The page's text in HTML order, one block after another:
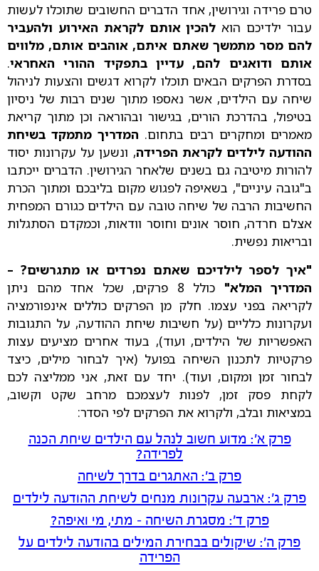
טרם פרידה וגירושין, אחד הדברים החשובים שתוכלו לעשות
עבור ילדיכם הוא להכין אותם לקראת האירוע ולהעביר
להם מסר מתמשך שאתם איתם, אוהבים אותם, מלווים
אותם ודואגים להם, עדיין בתפקיד ההורי האחראי.
בסדרת הפרקים הבאים תוכלו לקרוא דגשים והצעות לניהול
שיחה עם הילדים, אשר נאספו מתוך שנים רבות של ניסיון
בטיפול, בהדרכת הורים, בגישור ובהוראה וכן מתוך קריאת
מאמרים ומחקרים רבים בתחום. המדריך מתמקד בשיחת
ההודעה לילדים לקראת הפרידה, ונשען על עקרונות יסוד
להורות מיטיבה גם בשנים שלאחר הגירושין. הדברים ייכתבו
ב"גובה עיניים", בשאיפה לפגוש מקום בליבכם ומתוך הכרת
החשיבות הרבה של שיחה טובה עם הילדים כגורם המפחית
אצלם חרדה, חוסר אונים וחוסר וודאות, וכמקדם הסתגלות
ובריאות נפשית.
"איך לספר לילדיכם שאתם נפרדים או מתגרשים? –
המדריך המלא"
כולל 8 פרקים, שכל אחד מהם ניתן
לקריאה בפני עצמו. חלק מן הפרקים כוללים אינפורמציה
ועקרונות כלליים (על חשיבות שיחת ההודעה, על התגובות
האפשריות של הילדים, ועוד), בעוד אחרים מציעים עצות
פרקטיות לתכנון השיחה בפועל (איך לבחור מילים, כיצד
לבחור זמן ומקום, ועוד). יחד עם זאת, אני ממליצה לכם
לקחת פסק זמן, לפנות לעצמכם מרחב שקט וקשוב,
במציאות ובלב, ולקרוא את הפרקים לפי הסדר:
פרק א': מדוע חשוב לנהל עם הילדים שיחת הכנה
לפרידה?
פרק ב': האתגרים בדרך לשיחה
פרק ג': ארבעה עקרונות מנחים לשיחת ההודעה לילדים
פרק ד': מסגרת השיחה – מתי, מי ואיפה?
פרק ה': שיקולים בבחירת המילים בהודעה לילדים על
הפרידה